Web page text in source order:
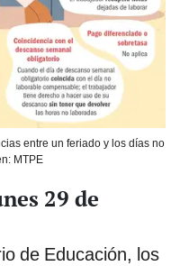
entre un feriado y los días no
MTPE
29 de
de Educación, los